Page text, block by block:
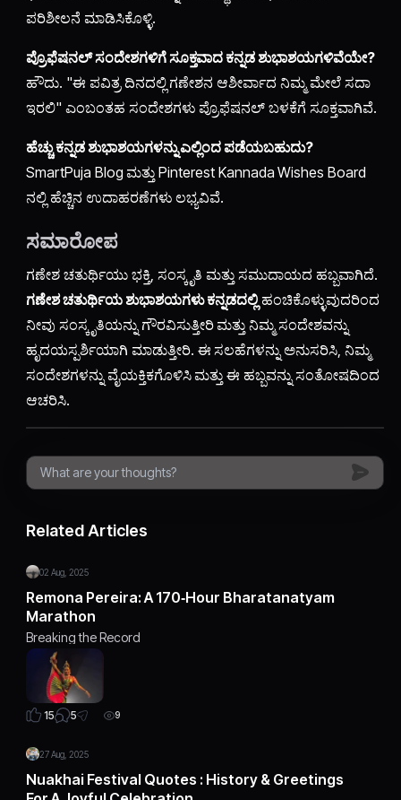
ಪರಿಶೀಲನೆ ಮಾಡಿಸಿಕೊಳ್ಳಿ.
ಪ್ರೊಫೆಷನಲ್ ಸಂದೇಶಗಳಿಗೆ ಸೂಕ್ತವಾದ ಕನ್ನಡ ಶುಭಾಶಯಗಳಿವೆಯೇ?
ಹೌದು. "ಈ ಪವಿತ್ರ ದಿನದಲ್ಲಿ ಗಣೇಶನ ಆಶೀರ್ವಾದ ನಿಮ್ಮ ಮೇಲೆ ಸದಾ
ಇರಲಿ" ಎಂಬಂತಹ ಸಂದೇಶಗಳು ಪ್ರೊಫೆಷನಲ್ ಬಳಕೆಗೆ ಸೂಕ್ತವಾಗಿವೆ.
ಹೆಚ್ಚು ಕನ್ನಡ ಶುಭಾಶಯಗಳನ್ನು ಎಲ್ಲಿಂದ ಪಡೆಯಬಹುದು?
SmartPuja Blog ಮತ್ತು Pinterest Kannada Wishes Board
ನಲ್ಲಿ ಹೆಚ್ಚಿನ ಉದಾಹರಣೆಗಳು ಲಭ್ಯವಿವೆ.
ಸಮಾರೋಪ
ಗಣೇಶ ಚತುರ್ಥಿಯು ಭಕ್ತಿ, ಸಂಸ್ಕೃತಿ ಮತ್ತು ಸಮುದಾಯದ ಹಬ್ಬವಾಗಿದೆ.
ಗಣೇಶ ಚತುರ್ಥಿಯ ಶುಭಾಶಯಗಳು ಕನ್ನಡದಲ್ಲಿ ಹಂಚಿಕೊಳ್ಳುವುದರಿಂದ
ನೀವು ಸಂಸ್ಕೃತಿಯನ್ನು ಗೌರವಿಸುತ್ತೀರಿ ಮತ್ತು ನಿಮ್ಮ ಸಂದೇಶವನ್ನು
ಹೃದಯಸ್ಪರ್ಶಿಯಾಗಿ ಮಾಡುತ್ತೀರಿ. ಈ ಸಲಹೆಗಳನ್ನು ಅನುಸರಿಸಿ, ನಿಮ್ಮ
ಸಂದೇಶಗಳನ್ನು ವೈಯಕ್ತಿಕಗೊಳಿಸಿ ಮತ್ತು ಈ ಹಬ್ಬವನ್ನು ಸಂತೋಷದಿಂದ
ಆಚರಿಸಿ.
Related Articles
02 Aug, 2025
Remona Pereira: A 170‑Hour Bharatanatyam
Marathon
Breaking the Record
15 5 9
27 Aug, 2025
Nuakhai Festival Quotes : History & Greetings